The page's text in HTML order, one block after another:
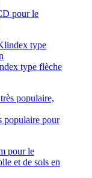
pour le
type flèche
populaire pour